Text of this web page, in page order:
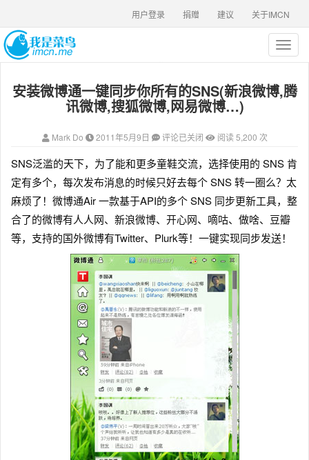
关于IMCN
建议
捐赠
用户登录
T
o
g
l
i
g
a
t
i
o
安装微博通一键同步你所有的SNS(新浪微博,腾
讯微博,搜狐微博,网易微博…)
Mark Do 2011年5月9日 评论已关闭 阅读 5,200 次
SNS泛滥的天下，为了能和更多童鞋交流，选择使用的 SNS 肯
定有多个，每次发布消息的时候只好去每个 SNS 转一圈么？太
麻烦了！微博通Air 一款基于API的多个 SNS 同步更新工具，整
合了的微博有人人网、新浪微博、开心网、嘀咕、做啥、豆瓣
等，支持的国外微博有Twitter、Plurk等！一键实现同步发送！